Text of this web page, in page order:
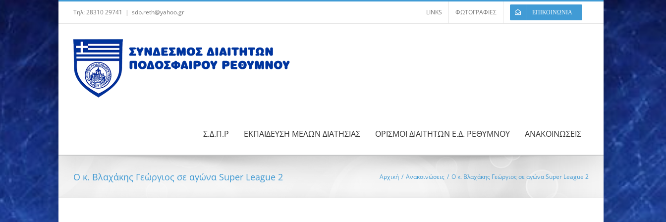
στο
περιεχόμενο
Τηλ: 28310 29741 | sdp.reth@yahoo.gr LINKS ΦΩΤΟΓΡΑΦΙΕΣ ΕΠΙΚΟΙΝΩΝΙΑ
Σ.Δ.Π.Ρ ΕΚΠΑΙΔΕΥΣΗ ΜΕΛΩΝ ΔΙΑΤΗΣΙΑΣ ΟΡΙΣΜΟΙ ΔΙΑΙΤΗΤΩΝ Ε.Δ. ΡΕΘΥΜΝΟΥ ΑΝΑΚΟΙΝΩΣΕΙΣ
Ο κ. Βλαχάκης Γεώργιος σε αγώνα Super League 2 Αρχική / Ανακοινώσεις / Ο κ. Βλαχάκης Γεώργιος σε αγώνα Super League 2